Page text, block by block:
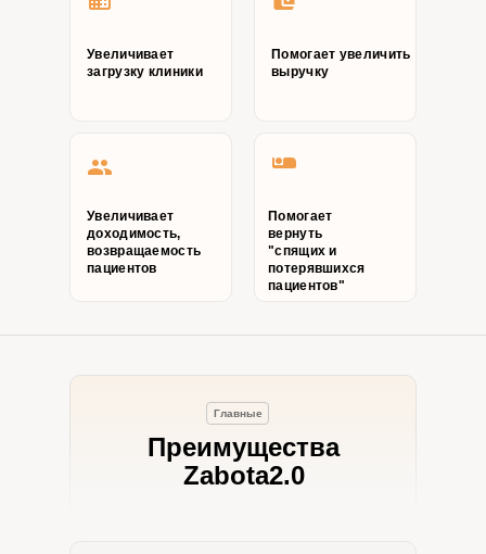
Помогает
вернуть
"спящих и
потерявшихся
пациентов"
Увеличивает
доходимость,
возвращаемость
пациентов
Увеличивает
загрузку клиники
Помогает увеличить
выручку
Преимущества
Zabota2.0
Главные